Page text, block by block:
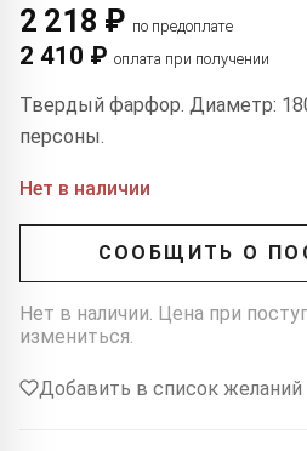
2 218 ₽ по предоплате
2 410 ₽ оплата при получении
Твердый фарфор. Диаметр:
персоны.
Нет в наличии
СООБЩИТЬ О
Нет в наличии. Цена при
измениться.
Добавить в список желаний